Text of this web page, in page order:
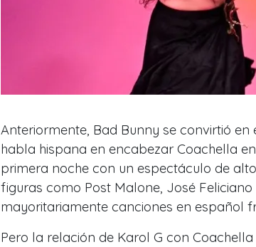
Anteriormente, Bad Bunny se convirtió
habla hispana en encabezar Coachella
primera noche con un espectáculo de
figuras como Post Malone, José
mayoritariamente canciones en español
Pero la relación de Karol G con